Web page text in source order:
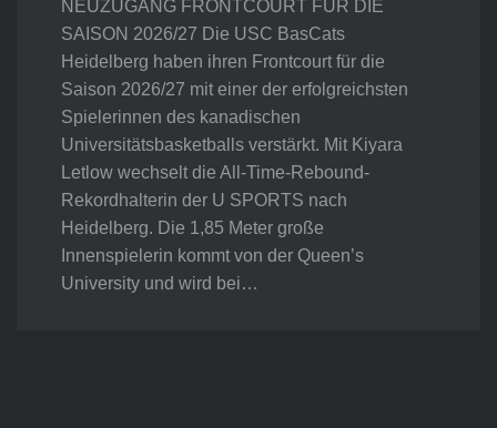
NEUZUGANG FRONTCOURT FÜR DIE
SAISON 2026/27 Die USC BasCats
Heidelberg haben ihren Frontcourt für die
Saison 2026/27 mit einer der erfolgreichsten
Spielerinnen des kanadischen
Universitätsbasketballs verstärkt. Mit Kiyara
Letlow wechselt die All-Time-Rebound-
Rekordhalterin der U SPORTS nach
Heidelberg. Die 1,85 Meter große
Innenspielerin kommt von der Queen’s
University und wird bei…